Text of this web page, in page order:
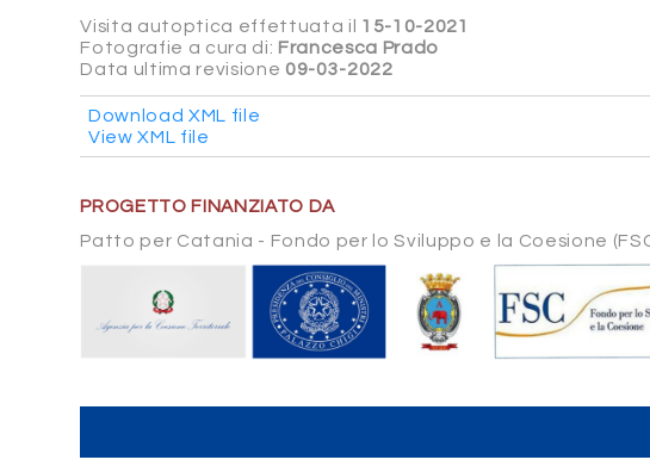
Visita autoptica effettuata il 15-10-2021
Fotografie a cura di: Francesca Prado
Data ultima revisione 09-03-2022
Download XML file
View XML file
PROGETTO FINANZIATO DA
Patto per Catania - Fondo per lo Sviluppo e la Coesione